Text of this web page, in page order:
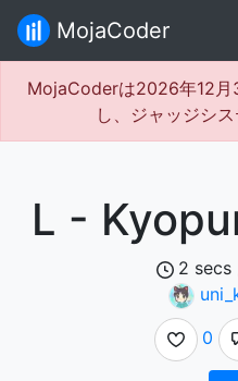
MojaCoder
MojaCoderは2026年12月
し、ジャッジシス
L -
2 secs
0